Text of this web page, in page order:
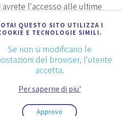
QUESTO SITO UTILIZZA I
E TECNOLOGIE SIMILI.
Se non si modificano le
del browser, l'utente
accetta.
Per saperne di piu'
Approvo
l'accesso alle ultime
e prodotti